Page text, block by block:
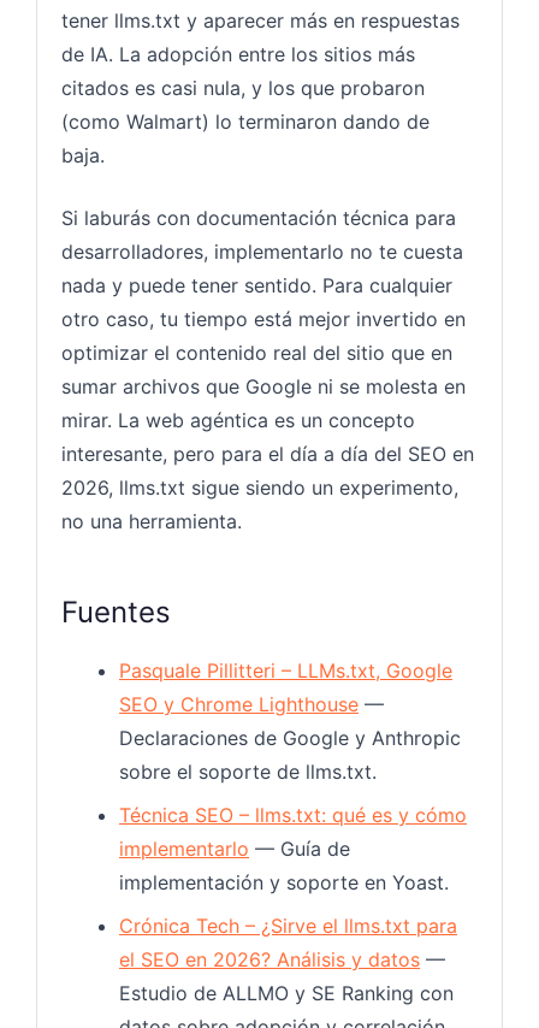
tener llms.txt y aparecer más en respuestas
de IA. La adopción entre los sitios más
citados es casi nula, y los que probaron
(como Walmart) lo terminaron dando de
baja.
Si laburás con documentación técnica para
desarrolladores, implementarlo no te cuesta
nada y puede tener sentido. Para cualquier
otro caso, tu tiempo está mejor invertido en
optimizar el contenido real del sitio que en
sumar archivos que Google ni se molesta en
mirar. La web agéntica es un concepto
interesante, pero para el día a día del SEO en
2026, llms.txt sigue siendo un experimento,
no una herramienta.
Fuentes
Pasquale Pillitteri – LLMs.txt, Google
SEO y Chrome Lighthouse —
Declaraciones de Google y Anthropic
sobre el soporte de llms.txt.
Técnica SEO – llms.txt: qué es y cómo
implementarlo — Guía de
implementación y soporte en Yoast.
Crónica Tech – ¿Sirve el llms.txt para
el SEO en 2026? Análisis y datos —
Estudio de ALLMO y SE Ranking con